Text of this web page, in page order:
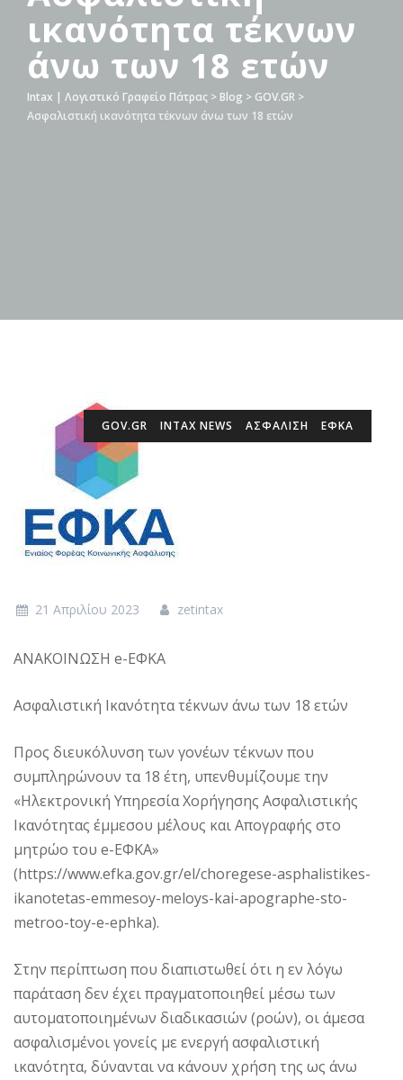
ικανότητα τέκνων
άνω των 18 ετών
Intax | Λογιστικό Γραφείο Πάτρας > Blog > GOV.GR >
Ασφαλιστική ικανότητα τέκνων άνω των 18 ετών
GOV.GR INTAX NEWS ΑΣΦΑΛΙΣΗ ΕΦΚΑ
21 Απριλίου 2023 zetintax
ΑΝΑΚΟΙΝΩΣΗ e-ΕΦΚΑ
Ασφαλιστική Ικανότητα τέκνων άνω των 18 ετών
Προς διευκόλυνση των γονέων τέκνων που
συμπληρώνουν τα 18 έτη, υπενθυμίζουμε την
«Ηλεκτρονική Υπηρεσία Χορήγησης Ασφαλιστικής
Ικανότητας έμμεσου μέλους και Απογραφής στο
μητρώο του e-ΕΦΚΑ»
(https://www.efka.gov.gr/el/choregese-asphalistikes-
ikanotetas-emmesoy-meloys-kai-apographe-sto-
metroo-toy-e-ephka).
Στην περίπτωση που διαπιστωθεί ότι η εν λόγω
παράταση δεν έχει πραγματοποιηθεί μέσω των
αυτοματοποιημένων διαδικασιών (ροών), οι άμεσα
ασφαλισμένοι γονείς με ενεργή ασφαλιστική
ικανότητα, δύνανται να κάνουν χρήση της ως άνω